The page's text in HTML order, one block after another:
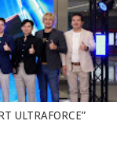
ULTRAFORCE”